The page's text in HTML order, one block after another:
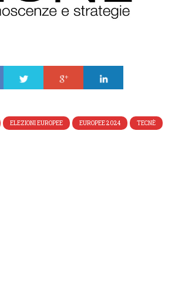
ELEZIONI EUROPEE EUROPEE 2024 TECNÈ